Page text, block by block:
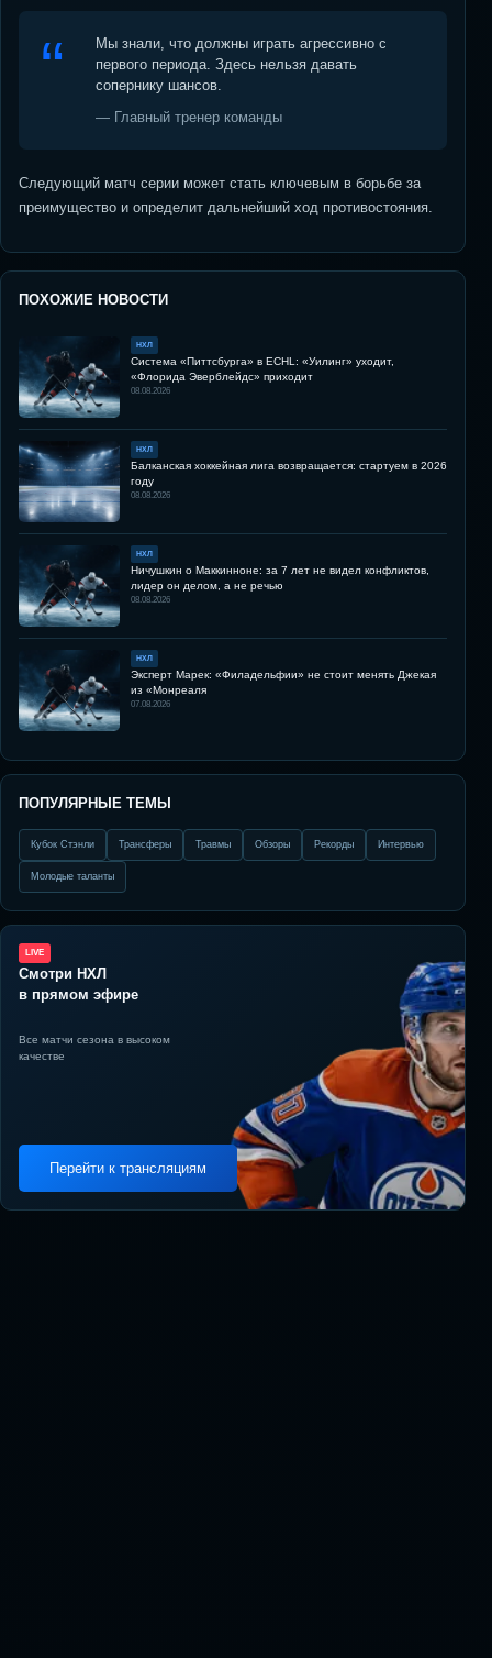
Мы знали, что должны играть агрессивно с
первого периода. Здесь нельзя давать
сопернику шансов.
— Главный тренер команды
Следующий матч серии может стать ключевым в борьбе за
преимущество и определит дальнейший ход противостояния.
ПОХОЖИЕ НОВОСТИ
НХЛ
Система «Питтсбурга» в ECHL: «Уилинг» уходит,
«Флорида Эверблейдс» приходит
08.08.2026
НХЛ
Балканская хоккейная лига возвращается: стартуем в 2026
году
08.08.2026
НХЛ
Ничушкин о Маккинноне: за 7 лет не видел конфликтов,
лидер он делом, а не речью
08.08.2026
НХЛ
Эксперт Марек: «Филадельфии» не стоит менять Джекая
из «Монреаля
07.08.2026
ПОПУЛЯРНЫЕ ТЕМЫ
Кубок Стэнли Трансферы Травмы Обзоры Рекорды Интервью
Молодые таланты
LIVE
Смотри НХЛ
в прямом эфире
Все матчи сезона в высоком
качестве
Перейти к трансляциям